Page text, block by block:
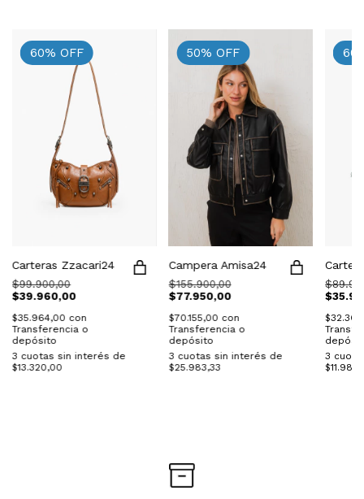
60% OFF
Carteras Zzacari24
$99.900,00
$39.960,00
$35.964,00 con
Transferencia o
depósito
3 cuotas sin interés de
$13.320,00
50%OFF
Campera Amisa24
$155.900,00
$77.950,00
$70.155,00 con
Transferencia o
depósito
3 cuotas sin interés de
$25.983,33
60
3